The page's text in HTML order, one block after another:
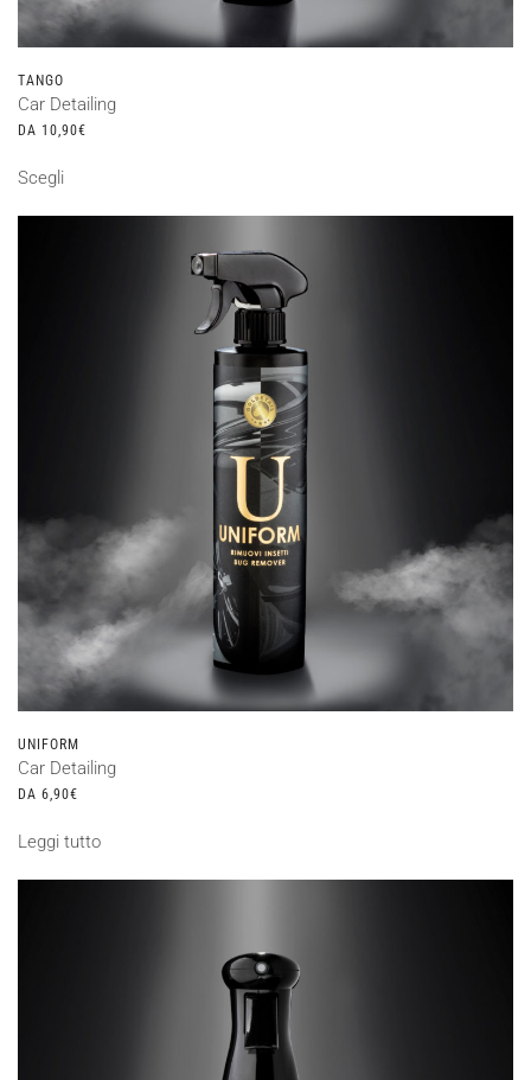
TANGO
Car Detailing
DA 10,90€
Scegli
prodotto
UNIFORM
Car Detailing
DA 6,90€
Leggi tutto